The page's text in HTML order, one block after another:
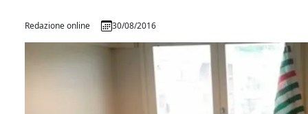
Redazione online 30/08/2016